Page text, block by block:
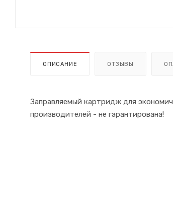
ОПИСАНИЕ ОТЗЫВЫ
Заправляемый картридж для
производителей - не гарантирована!